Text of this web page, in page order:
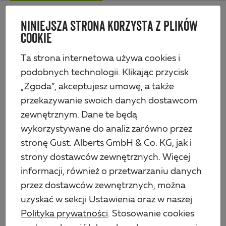
NINIEJSZA STRONA KORZYSTA Z PLIKÓW
COOKIE
Ta strona internetowa używa cookies i
podobnych technologii. Klikając przycisk
„Zgoda”, akceptujesz umowę, a także
przekazywanie swoich danych dostawcom
zewnętrznym. Dane te będą
wykorzystywane do analiz zarówno przez
stronę Gust. Alberts GmbH & Co. KG, jak i
strony dostawców zewnętrznych. Więcej
informacji, również o przetwarzaniu danych
przez dostawców zewnętrznych, można
uzyskać w sekcji Ustawienia oraz w naszej
Polityka prywatności. Stosowanie cookies
Skip
content
Alberts
Produkty Technika ogrodzeniowa